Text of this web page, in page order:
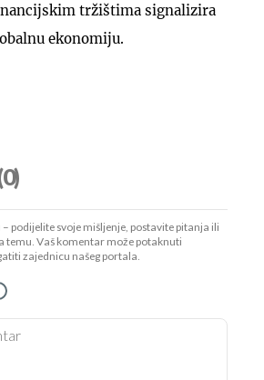
tržištima signalizira
ekonomiju.
podijelite svoje mišljenje, postavite pitanja ili
temu. Vaš komentar može potaknuti
zajednicu našeg portala.